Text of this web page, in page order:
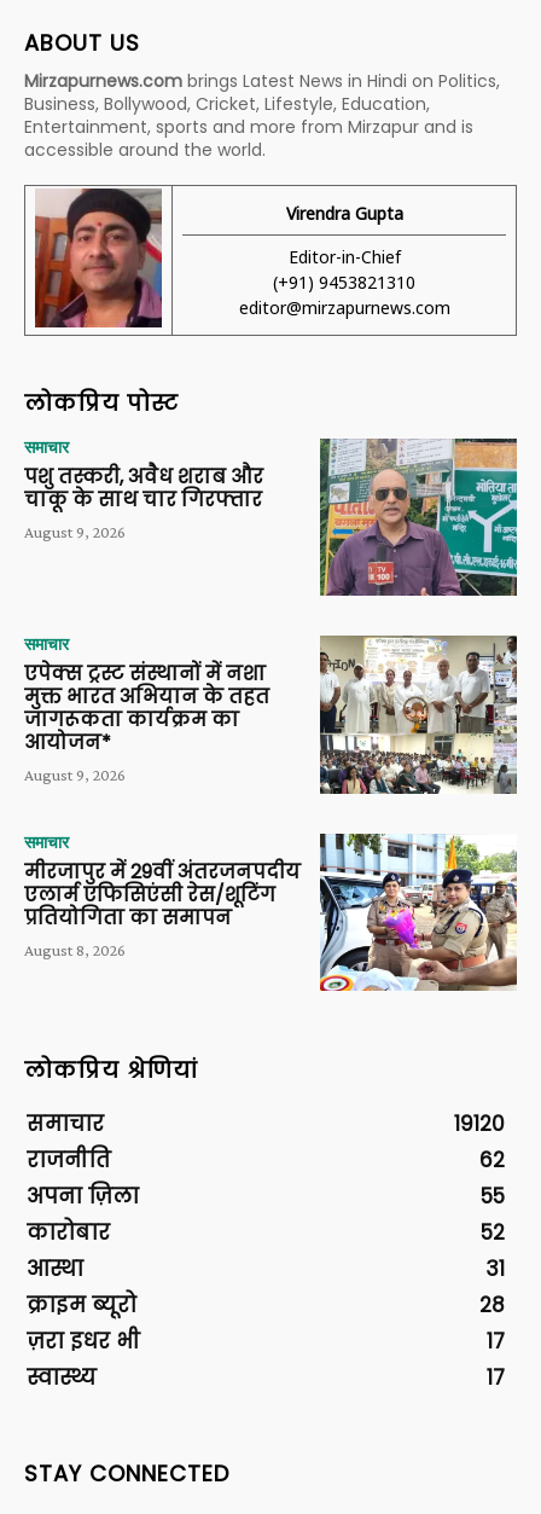
ABOUT US
Mirzapurnews.com brings Latest News in Hindi on Politics,
Business, Bollywood, Cricket, Lifestyle, Education,
Entertainment, sports and more from Mirzapur and is
accessible around the world.
Virendra Gupta
Editor-in-Chief
(+91) 9453821310
editor@mirzapurnews.com
लोकप्रिय पोस्ट
समाचार
पशु तस्करी, अवैध शराब और
चाकू के साथ चार गिरफ्तार
August 9, 2026
समाचार
एपेक्स ट्रस्ट संस्थानों में नशा
मुक्त भारत अभियान के तहत
जागरूकता कार्यक्रम का
आयोजन*
August 9, 2026
समाचार
मीरजापुर में 29वीं अंतरजनपदीय
एलार्म एफिसिएंसी रेस/शूटिंग
प्रतियोगिता का समापन
August 8, 2026
लोकप्रिय श्रेणियां
समाचार
19120
राजनीति
62
अपना ज़िला
55
कारोबार
52
आस्था
31
क्राइम ब्यूरो
28
ज़रा इधर भी
17
स्वास्थ्य
17
STAY CONNECTED